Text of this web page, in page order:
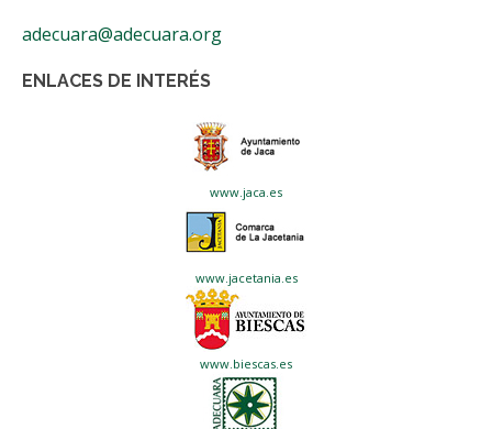
adecuara@adecuara.org
ENLACES DE INTERÉS
www.jaca.es
www.jacetania.es
www.biescas.es